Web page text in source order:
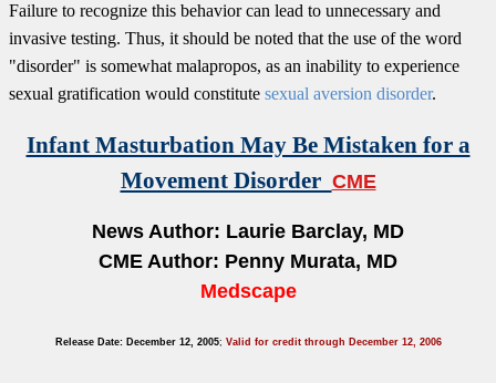
Failure to recognize this behavior can lead to unnecessary and
invasive testing. Thus, it should be noted that the use of the word
"disorder" is somewhat malapropos, as an inability to experience
sexual gratification would constitute sexual aversion disorder.
Infant Masturbation May Be Mistaken for a
Movement Disorder CME
News Author: Laurie Barclay, MD
CME Author: Penny Murata, MD
Medscape
Release Date: December 12, 2005; Valid for credit through December 12, 2006